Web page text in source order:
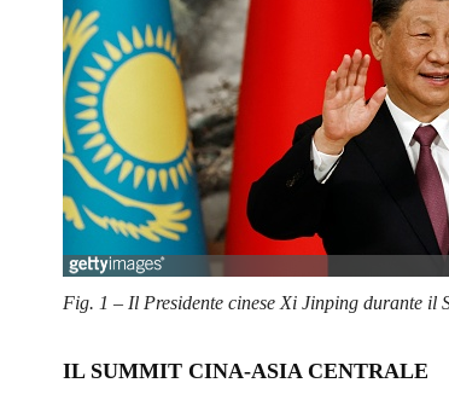
Fig. 1 – Il Presidente cinese Xi Jinping durante il
IL SUMMIT CINA-ASIA CENTRALE